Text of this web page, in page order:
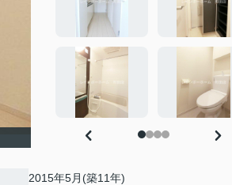
2015年5月(築11年)